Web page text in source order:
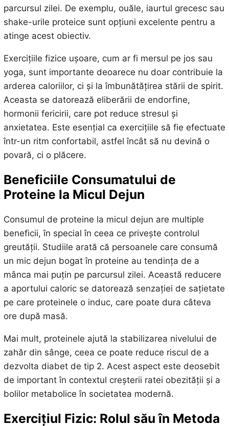
parcursul zilei. De exemplu, ouăle, iaurtul grecesc sau
shake-urile proteice sunt opțiuni excelente pentru a
atinge acest obiectiv.
Exercițiile fizice ușoare, cum ar fi mersul pe jos sau
yoga, sunt importante deoarece nu doar contribuie la
arderea caloriilor, ci și la îmbunătățirea stării de spirit.
Aceasta se datorează eliberării de endorfine,
hormonii fericirii, care pot reduce stresul și
anxietatea. Este esențial ca exercițiile să fie efectuate
într-un ritm confortabil, astfel încât să nu devină o
povară, ci o plăcere.
Beneficiile Consumatului de
Proteine la Micul Dejun
Consumul de proteine la micul dejun are multiple
beneficii, în special în ceea ce privește controlul
greutății. Studiile arată că persoanele care consumă
un mic dejun bogat în proteine au tendința de a
mânca mai puțin pe parcursul zilei. Această reducere
a aportului caloric se datorează senzației de sațietate
pe care proteinele o induc, care poate dura câteva
ore după masă.
Mai mult, proteinele ajută la stabilizarea nivelului de
zahăr din sânge, ceea ce poate reduce riscul de a
dezvolta diabet de tip 2. Acest aspect este deosebit
de important în contextul creșterii ratei obezității și a
bolilor metabolice în societatea modernă.
Exercițiul Fizic: Rolul său în Metoda